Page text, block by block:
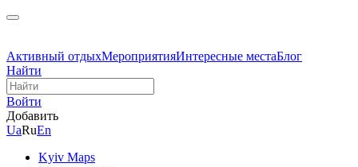
Активный отдыхМероприятияИнтересные местаБлог
Найти
Войти
Добавить
UaRuEn
Kyiv Maps